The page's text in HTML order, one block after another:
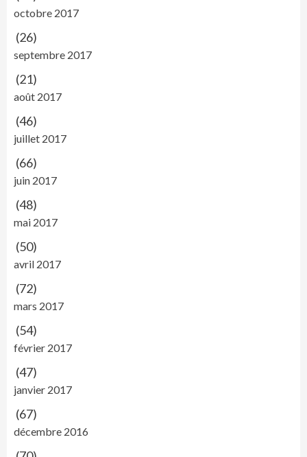
octobre 2017
(26)
septembre 2017
(21)
août 2017
(46)
juillet 2017
(66)
juin 2017
(48)
mai 2017
(50)
avril 2017
(72)
mars 2017
(54)
février 2017
(47)
janvier 2017
(67)
décembre 2016